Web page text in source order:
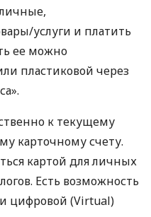
услуги и платить
ее можно
пластиковой через
к текущему
карточному счету.
картой для личных
Есть возможность
цифровой (Virtual)